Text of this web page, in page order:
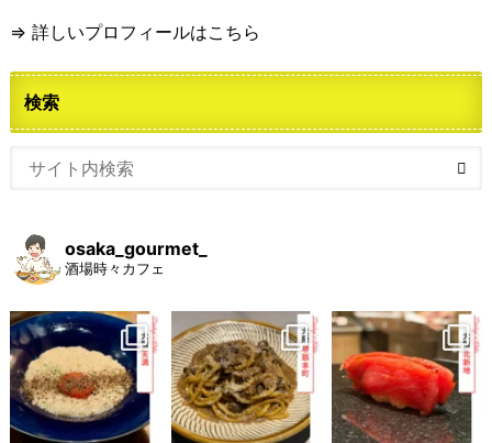
⇒ 詳しいプロフィールはこちら
検索
osaka_gourmet_
酒場時々カフェ